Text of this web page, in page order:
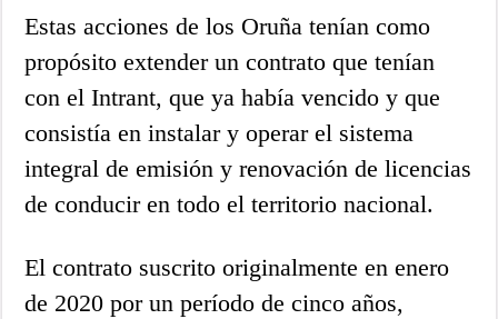
Estas acciones de los Oruña tenían como
propósito extender un contrato que tenían
con el Intrant, que ya había vencido y que
consistía en instalar y operar el sistema
integral de emisión y renovación de licencias
de conducir en todo el territorio nacional.
El contrato suscrito originalmente en enero
de 2020 por un período de cinco años,